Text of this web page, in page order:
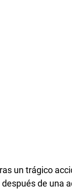
un trágico
de una